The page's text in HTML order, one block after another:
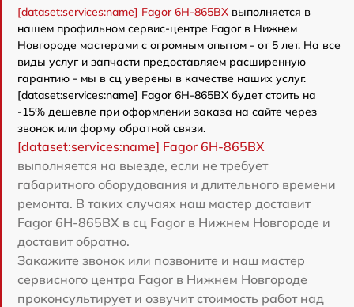
[dataset:services:name] Fagor 6H-865BX выполняется в
нашем профильном сервис-центре Fagor в Нижнем
Новгороде мастерами с огромным опытом - от 5 лет. На все
виды услуг и запчасти предоставляем расширенную
гарантию - мы в сц уверены в качестве наших услуг.
[dataset:services:name] Fagor 6H-865BX будет стоить на
-15% дешевле при оформлении заказа на сайте через
звонок или форму обратной связи.
[dataset:services:name] Fagor 6H-865BX
выполняется на выезде, если не требует
габаритного оборудования и длительного времени
ремонта. В таких случаях наш мастер доставит
Fagor 6H-865BX в сц Fagor в Нижнем Новгороде и
доставит обратно.
Закажите звонок или позвоните и наш мастер
сервисного центра Fagor в Нижнем Новгороде
проконсультирует и озвучит стоимость работ над